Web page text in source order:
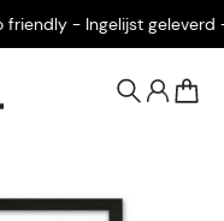
- Ingelijst geleverd -